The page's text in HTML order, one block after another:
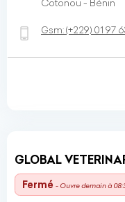
Cotonou - Bénin
Gsm:(+229) 01 97
GLOBAL
Fermé - Ouvre demain à